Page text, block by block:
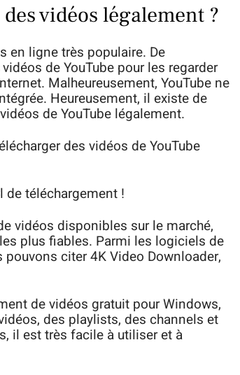
vidéos légalement ?
en ligne très populaire. De
de YouTube pour les regarder
Malheureusement, YouTube ne
Heureusement, il existe de
de YouTube légalement.
des vidéos de YouTube
de téléchargement !
vidéos disponibles sur le marché,
plus fiables. Parmi les logiciels de
citer 4K Video Downloader,
de vidéos gratuit pour Windows,
des playlists, des channels et
il est très facile à utiliser et à